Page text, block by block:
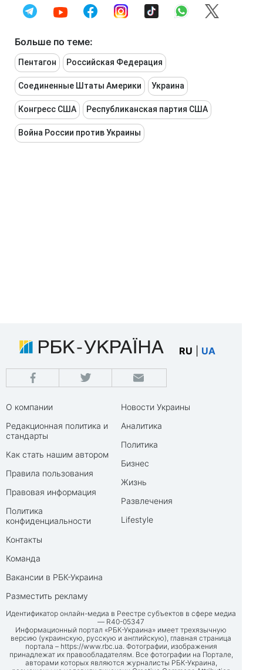
Больше по теме:
Пентагон Российская Федерация
Соединенные Штаты Америки Украина
Конгресс США Республиканская партия США
Война России против Украины
RU UA
О компании
Редакционная политика и
стандарты
Как стать нашим автором
Правила пользования
Правовая информация
Политика
конфиденциальности
Контакты
Команда
Вакансии в РБК-Украина
Разместить рекламу
Новости Украины
Аналитика
Политика
Бизнес
Жизнь
Развлечения
Lifestyle
Идентификатор онлайн-медиа в Реестре субъектов в сфере медиа
— R40-05347
Информационный портал «РБК-Украина» имеет трехязычную
версию (украинскую, русскую и английскую), главная страница
портала – https://www.rbc.ua. Фотографии, изображения
принадлежат их правообладателям. Все фотографии на Портале,
авторами которых являются журналисты РБК-Украина,